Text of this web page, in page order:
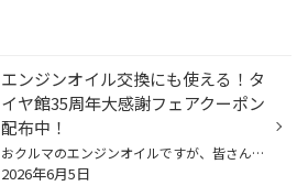
エンジンオイル交換にも使える！タ
イヤ館35周年大感謝フェアクーポン
配布中！
おクルマのエンジンオイルですが、皆さん定期的に交換していらっしゃいますか？ 現在、コクピット・タイヤ館では6/21(日)まで、タイヤ館35周年の大感謝キャンペーンを開催中です。 期間中にエンジンオイルなどのメンテナンス商品が10％OFFになるクーポンやウォッシャー液の 無料補充チケットなど、...
2026年6月5日